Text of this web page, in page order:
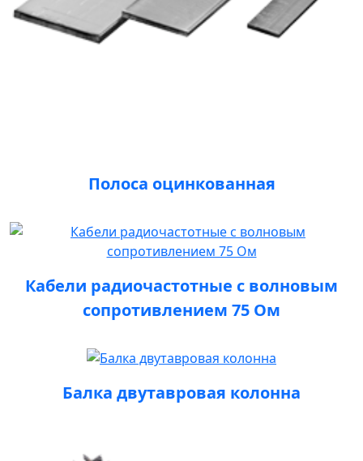
Полоса оцинкованная
Кабели радиочастотные с волновым
сопротивлением 75 Ом
Балка двутавровая колонна